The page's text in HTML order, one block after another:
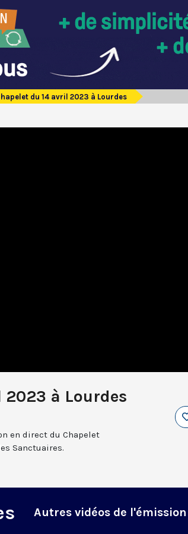
du 14 avril 2023 à Lourdes
à Lourdes
en direct du Chapelet
Sanctuaires.
Autres vidéos de l'émission